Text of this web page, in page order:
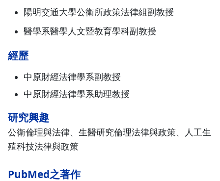
陽明交通大學公衛所政策法律組副教授
醫學系醫學人文暨教育學科副教授
經歷
中原財經法律學系副教授
中原財經法律學系助理教授
研究興趣
公衛倫理與法律、生醫研究倫理法律與政策、人工生
殖科技法律與政策
PubMed之著作